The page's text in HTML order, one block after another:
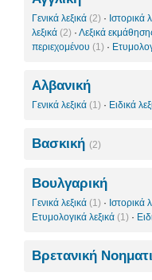
Γενικά λεξικά (2) · Ιστορικά
λεξικά (2) · Λεξικά
περιεχομένου (1) ·
Αλβανική
Γενικά λεξικά (1) · Ειδικά
Βασκική (2)
Βουλγαρική
Γενικά λεξικά (1) · Ιστορικά
Ετυμολογικά λεξικά (1) ·
Βρετανική